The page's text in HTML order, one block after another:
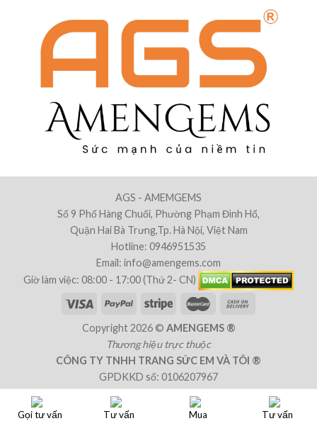
Gọi tư vấn Tư vấn Mua Tư vấn
AGS - AMEMGEMS
Số 9 Phố Hàng Chuối, Phường Phạm Đình Hổ,
Quận Hai Bà Trưng,Tp. Hà Nội, Việt Nam
Hotline: 0946951535
Email: info@amengems.com
Giờ làm việc: 08:00 - 17:00 (Thứ 2- CN)
Copyright 2026 © AMENGEMS ®
Thương hiệu trực thuộc
CÔNG TY TNHH TRANG SỨC EM VÀ TÔI ®
GPDKKD số: 0106207967
Nơi cấp: Sở Kế Hoạch & Đầu Tư TP. Hà Nội-Việt Nam
Chịu trách nhiệm: Ông Trần Văn Tiên